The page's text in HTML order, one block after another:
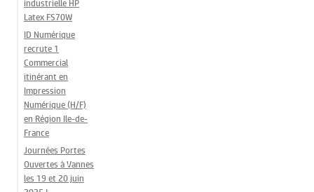
industrielle HP
Latex FS70W
ID Numérique
recrute 1
Commercial
itinérant en
Impression
Numérique (H/F)
en Région Ile-de-
France
Journées Portes
Ouvertes à Vannes
les 19 et 20 juin